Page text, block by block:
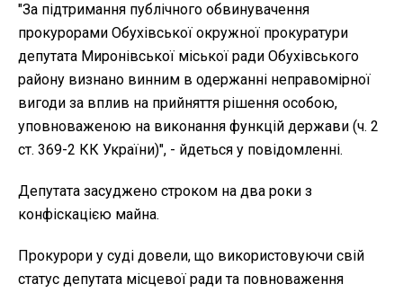
"За підтримання публічного обвинувачення
прокурорами Обухівської окружної прокуратури
депутата Миронівської міської ради Обухівського
району визнано винним в одержанні неправомірної
вигоди за вплив на прийняття рішення особою,
уповноваженою на виконання функцій держави (ч. 2
ст. 369-2 КК України)", - йдеться у повідомленні.
Депутата засуджено строком на два роки з
конфіскацією майна.
Прокурори у суді довели, що використовуючи свій
статус депутата місцевої ради та повноваження